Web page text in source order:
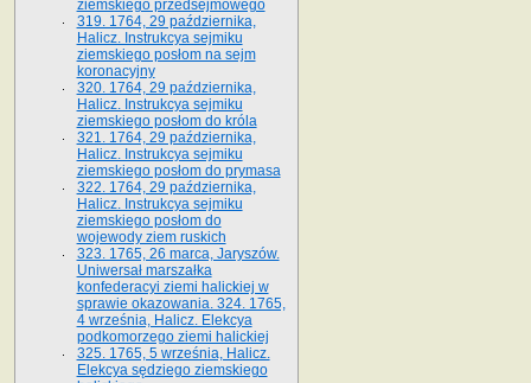
ziemskiego przedsejmowego
319. 1764, 29 października,
Halicz. Instrukcya sejmiku
ziemskiego posłom na sejm
koronacyjny
320. 1764, 29 października,
Halicz. Instrukcya sejmiku
ziemskiego posłom do króla
321. 1764, 29 października,
Halicz. Instrukcya sejmiku
ziemskiego posłom do prymasa
322. 1764, 29 października,
Halicz. Instrukcya sejmiku
ziemskiego posłom do
wojewody ziem ruskich
323. 1765, 26 marca, Jaryszów.
Uniwersał marszałka
konfederacyi ziemi halickiej w
sprawie okazowania. 324. 1765,
4 września, Halicz. Elekcya
podkomorzego ziemi halickiej
325. 1765, 5 września, Halicz.
Elekcya sędziego ziemskiego